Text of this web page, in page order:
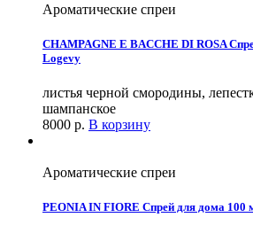
Ароматические спреи
CHAMPAGNE E BACCHE DI ROSA
Logevy
листья черной смородины,
шампанское
8000 р. В корзину
Ароматические спреи
PEONIA IN FIORE Спрей для дома 100